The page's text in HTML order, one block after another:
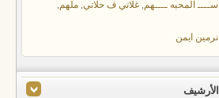
ســــ المحبه ــــهم, غلاتي ف حلاتي, ملهم,
نرمين ايمن
الأرشيف